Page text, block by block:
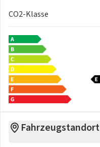
CO2-Klasse
Fahrzeugstandort